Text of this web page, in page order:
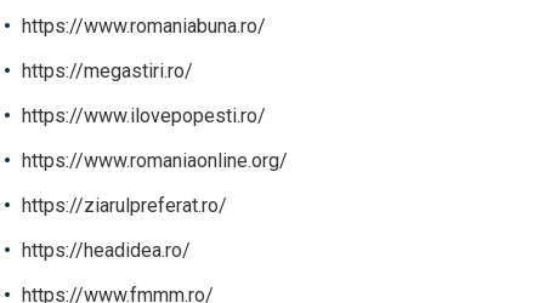
https://www.romaniabuna.ro/
https://megastiri.ro/
https://www.ilovepopesti.ro/
https://www.romaniaonline.org/
https://ziarulpreferat.ro/
https://headidea.ro/
https://www.fmmm.ro/